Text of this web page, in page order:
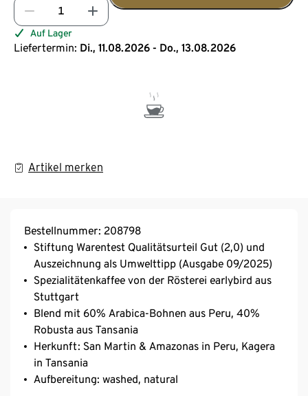
Auf Lager
Liefertermin: Di., 11.08.2026 - Do., 13.08.2026
Artikel merken
Bestellnummer: 208798
Stiftung Warentest Qualitätsurteil Gut (2,0) und
Auszeichnung als Umwelttipp (Ausgabe 09/2025)
Spezialitätenkaffee von der Rösterei earlybird aus
Stuttgart
Blend mit 60% Arabica-Bohnen aus Peru, 40%
Robusta aus Tansania
Herkunft: San Martin & Amazonas in Peru, Kagera
in Tansania
Aufbereitung: washed, natural